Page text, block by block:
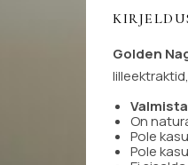
Golden
On
Pole
Pole